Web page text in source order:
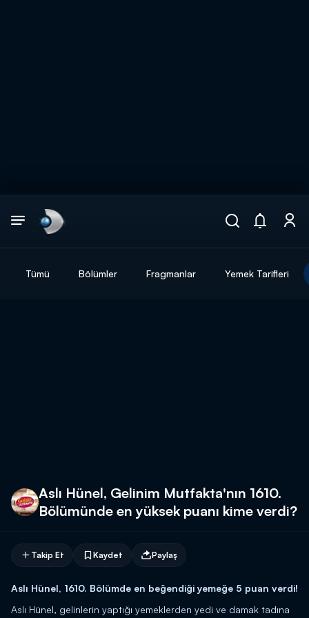
Tümü Bölümler Fragmanlar Yemek Tarifleri
Aslı Hünel, Gelinim Mutfakta'nın 1610.
Bölümünde en yüksek puanı kime verdi?
Takip Et Kaydet Paylaş
Aslı Hünel, 1610. Bölümde en beğendiği yemeğe 5 puan verdi!
Aslı Hünel, gelinlerin yaptığı yemeklerden yedi ve damak tadına